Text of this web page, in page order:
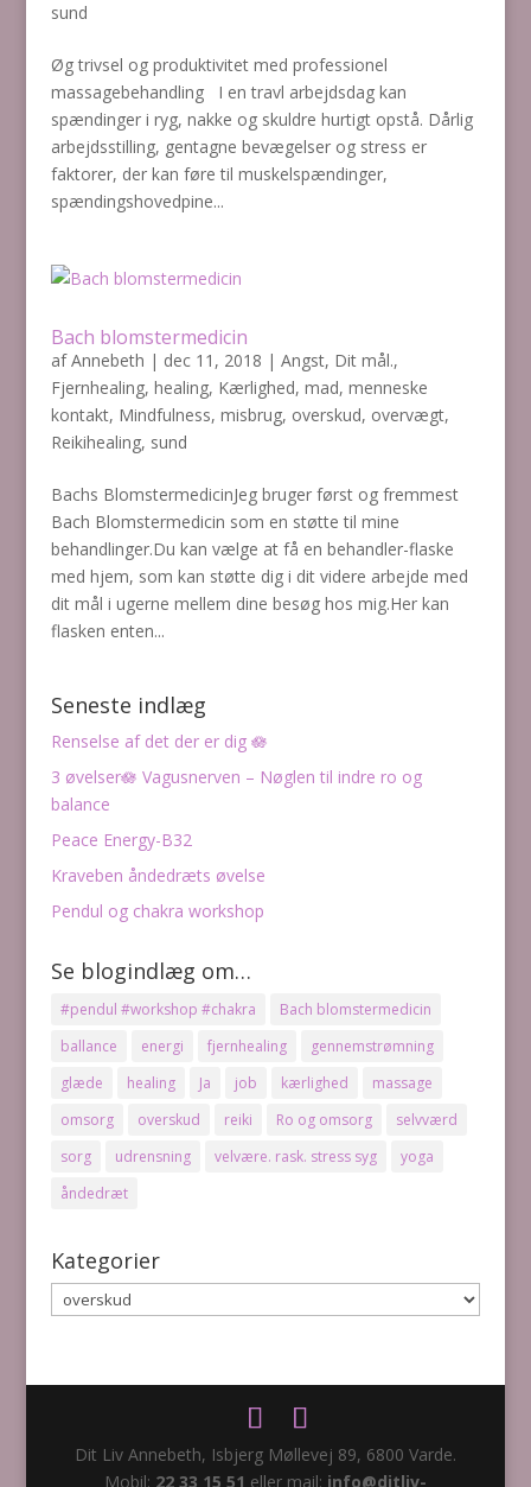
sund
Øg trivsel og produktivitet med professionel
massagebehandling I en travl arbejdsdag kan
spændinger i ryg, nakke og skuldre hurtigt opstå. Dårlig
arbejdsstilling, gentagne bevægelser og stress er
faktorer, der kan føre til muskelspændinger,
spændingshovedpine...
Bach blomstermedicin
afAnnebeth | dec 11, 2018 | Angst, Dit mål.,
Fjernhealing, healing, Kærlighed, mad, menneske
kontakt, Mindfulness, misbrug, overskud, overvægt,
Reikihealing, sund
Bachs BlomstermedicinJeg bruger først og fremmest
Bach Blomstermedicin som en støtte til mine
behandlinger.Du kan vælge at få en behandler-flaske
med hjem, som kan støtte dig i dit videre arbejde med
dit mål i ugerne mellem dine besøg hos mig.Her kan
flasken enten...
Seneste indlæg
Renselse af det der er dig 🪷
3 øvelser🪷 Vagusnerven – Nøglen til indre ro og
balance
Peace Energy-B32
Kraveben åndedræts øvelse
Pendul og chakra workshop
Se blogindlæg om…
#pendul #workshop #chakra
Bach blomstermedicin
ballance
energi fjernhealing
gennemstrømning
glæde
healing Ja job kærlighed
massage
omsorg
overskud reiki Ro og omsorg
selvværd
sorg
udrensning velvære. rask. stress syg
yoga
åndedræt
Kategorier
Kategorier
Dit Liv Annebeth, Isbjerg Møllevej 89, 6800 Varde.
Mobil: 22 33 15 51 eller mail: info@ditliv-